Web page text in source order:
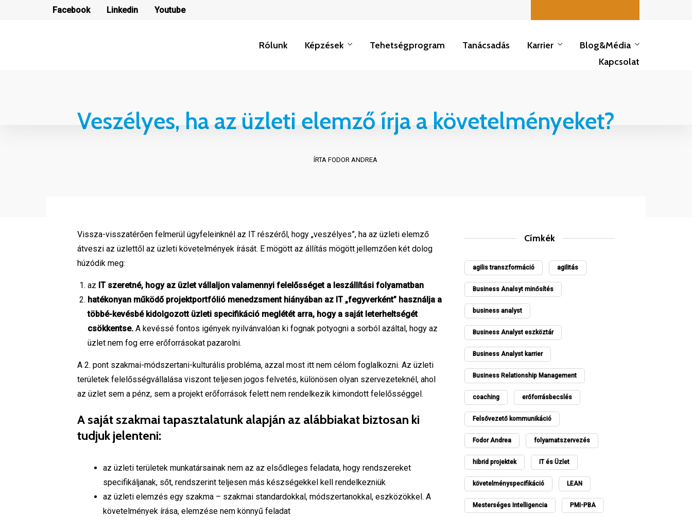
Facebook Linkedin Youtube
Rólunk Képzések Tehetségprogram Tanácsadás Karrier
Blog&Média
Kapcsolat
Veszélyes, ha az üzleti elemző írja a követelményeket?
ÍRTA FODOR ANDREA
Vissza-visszatérően felmerül ügyfeleinknél az IT részéről, hogy „veszélyes”, ha az üzleti elemző
átveszi az üzlettől az üzleti követelmények írását. E mögött az állítás mögött jellemzően két dolog
húzódik meg:
az IT szeretné, hogy az üzlet vállaljon valamennyi felelősséget a leszállítási folyamatban
hatékonyan működő projektportfólió menedzsment hiányában az IT „fegyverként” használja a
többé-kevésbé kidolgozott üzleti specifikáció meglétét arra, hogy a saját leterheltségét
csökkentse. A kevéssé fontos igények nyilvánvalóan ki fognak potyogni a sorból azáltal, hogy az
üzlet nem fog erre erőforrásokat pazarolni.
A 2. pont szakmai-módszertani-kulturális probléma, azzal most itt nem célom foglalkozni. Az üzleti
területek felelősségvállalása viszont teljesen jogos felvetés, különösen olyan szervezeteknél, ahol
az üzlet sem a pénz, sem a projekt erőforrások felett nem rendelkezik kimondott felelősséggel.
A saját szakmai tapasztalatunk alapján az alábbiakat biztosan ki
tudjuk jelenteni:
az üzleti területek munkatársainak nem az az elsődleges feladata, hogy rendszereket
specifikáljanak, sőt, rendszerint teljesen más készségekkel kell rendelkezniük
az üzleti elemzés egy szakma – szakmai standardokkal, módszertanokkal, eszközökkel. A
követelmények írása, elemzése nem könnyű feladat
Címkék
agilis transzformáció agilitás
Business Analsyt minősítés
business analyst
Business Analyst eszköztár
Business Analyst karrier
Business Relationship Management
coaching erőforrásbecslés
Felsővezető kommunikáció
Fodor Andrea folyamatszervezés
hibrid projektek IT és Üzlet
követelményspecifikáció LEAN
Mesterséges Intelligencia PMI-PBA